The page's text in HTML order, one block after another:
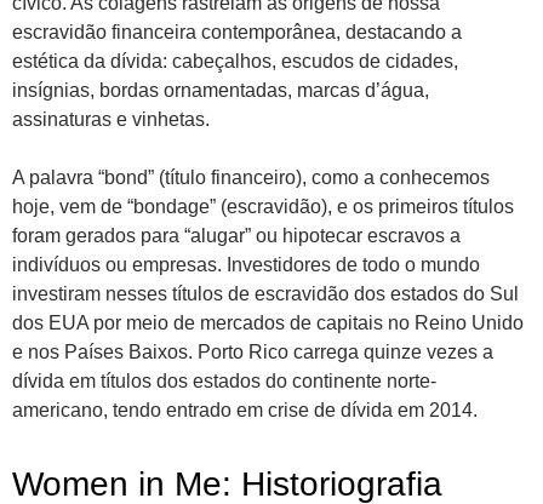
escravidão financeira contemporânea, destacando a
estética da dívida: cabeçalhos, escudos de cidades,
insígnias, bordas ornamentadas, marcas d’água,
assinaturas e vinhetas.
A palavra “bond” (título financeiro), como a conhecemos
hoje, vem de “bondage” (escravidão), e os primeiros títulos
foram gerados para “alugar” ou hipotecar escravos a
indivíduos ou empresas. Investidores de todo o mundo
investiram nesses títulos de escravidão dos estados do Sul
dos EUA por meio de mercados de capitais no Reino Unido
e nos Países Baixos. Porto Rico carrega quinze vezes a
dívida em títulos dos estados do continente norte-
americano, tendo entrado em crise de dívida em 2014.
Women in Me: Historiografia